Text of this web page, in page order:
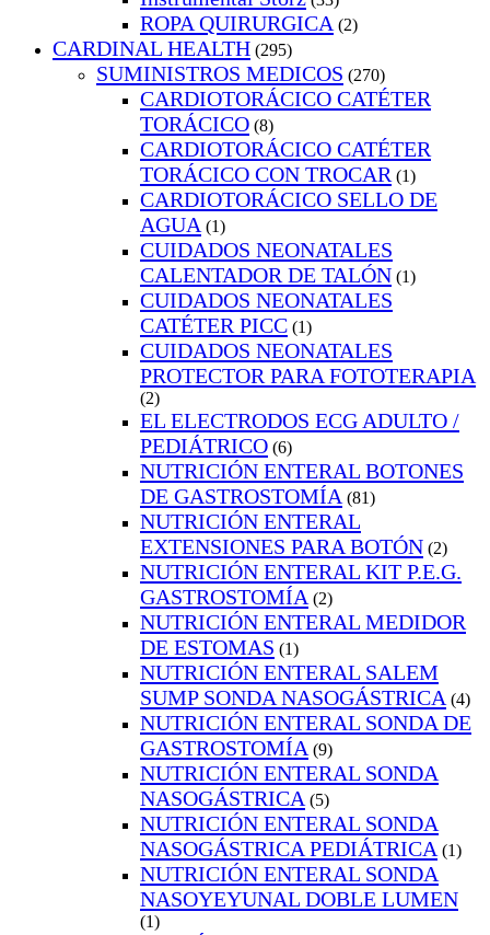
ROPA QUIRURGICA (2)
CARDINAL HEALTH (295)
SUMINISTROS MEDICOS (270)
CARDIOTORÁCICO CATÉTER
TORÁCICO (8)
CARDIOTORÁCICO CATÉTER
TORÁCICO CON TROCAR (1)
CARDIOTORÁCICO SELLO DE
AGUA (1)
CUIDADOS NEONATALES
CALENTADOR DE TALÓN (1)
CUIDADOS NEONATALES
CATÉTER PICC (1)
CUIDADOS NEONATALES
PROTECTOR PARA FOTOTERAPIA
(2)
EL ELECTRODOS ECG ADULTO /
PEDIÁTRICO (6)
NUTRICIÓN ENTERAL BOTONES
DE GASTROSTOMÍA (81)
NUTRICIÓN ENTERAL
EXTENSIONES PARA BOTÓN (2)
NUTRICIÓN ENTERAL KIT P.E.G.
GASTROSTOMÍA (2)
NUTRICIÓN ENTERAL MEDIDOR
DE ESTOMAS (1)
NUTRICIÓN ENTERAL SALEM
SUMP SONDA NASOGÁSTRICA (4)
NUTRICIÓN ENTERAL SONDA DE
GASTROSTOMÍA (9)
NUTRICIÓN ENTERAL SONDA
NASOGÁSTRICA (5)
NUTRICIÓN ENTERAL SONDA
NASOGÁSTRICA PEDIÁTRICA (1)
NUTRICIÓN ENTERAL SONDA
NASOYEYUNAL DOBLE LUMEN
(1)